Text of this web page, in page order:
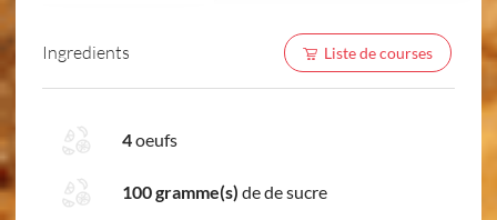
Ingredients Liste de courses
4oeufs
100 gramme(s) de de sucre